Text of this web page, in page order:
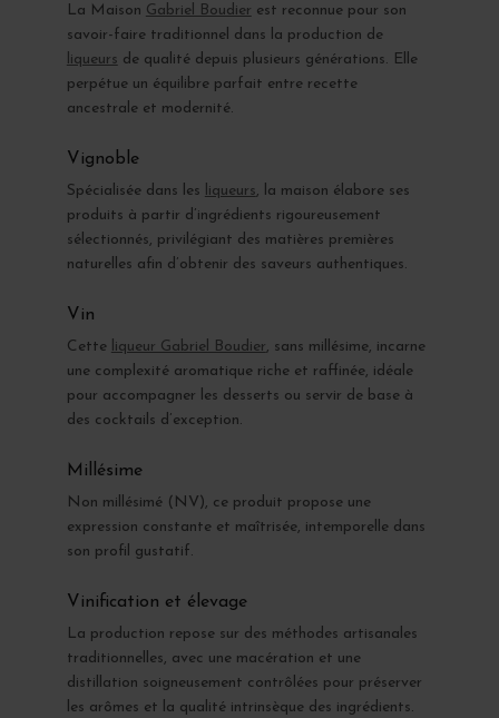
La Maison Gabriel Boudier est reconnue pour son
savoir-faire traditionnel dans la production de
liqueurs de qualité depuis plusieurs générations. Elle
perpétue un équilibre parfait entre recette
ancestrale et modernité.
Vignoble
Spécialisée dans les liqueurs, la maison élabore ses
produits à partir d’ingrédients rigoureusement
sélectionnés, privilégiant des matières premières
naturelles afin d’obtenir des saveurs authentiques.
Vin
Cette liqueur Gabriel Boudier, sans millésime, incarne
une complexité aromatique riche et raffinée, idéale
pour accompagner les desserts ou servir de base à
des cocktails d’exception.
Millésime
Non millésimé (NV), ce produit propose une
expression constante et maîtrisée, intemporelle dans
son profil gustatif.
Vinification et élevage
La production repose sur des méthodes artisanales
traditionnelles, avec une macération et une
distillation soigneusement contrôlées pour préserver
les arômes et la qualité intrinsèque des ingrédients.